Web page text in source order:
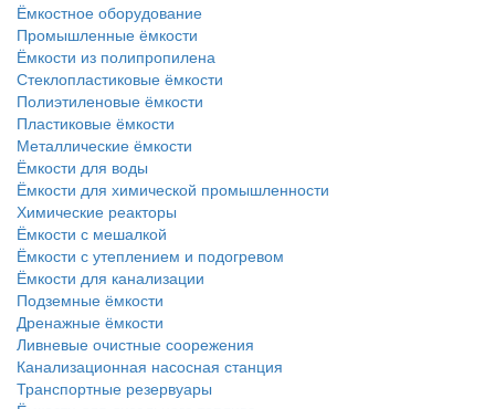
Ёмкостное оборудование
Промышленные ёмкости
Ёмкости из полипропилена
Стеклопластиковые ёмкости
Полиэтиленовые ёмкости
Пластиковые ёмкости
Металлические ёмкости
Ёмкости для воды
Ёмкости для химической промышленности
Химические реакторы
Ёмкости с мешалкой
Ёмкости с утеплением и подогревом
Ёмкости для канализации
Подземные ёмкости
Дренажные ёмкости
Ливневые очистные соорежения
Канализационная насосная станция
Транспортные резервуары